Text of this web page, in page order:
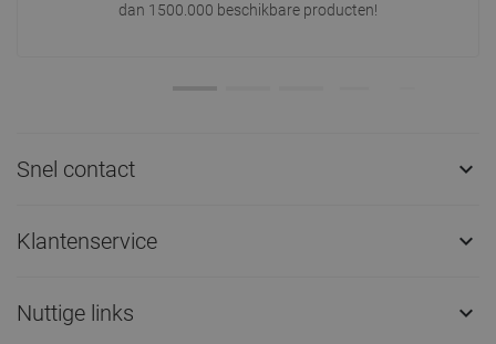
dan 1500.000 beschikbare producten!
Snel contact 
Klantenservice 
Nuttige links 